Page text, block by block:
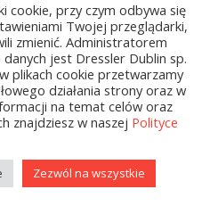
cookie, przy czym odbywa się
Twojej przeglądarki,
zmienić. Administratorem
jest Dressler Dublin sp.
plikach cookie przetwarzamy
działania strony oraz w
na temat celów oraz
znajdziesz w naszej Polityce
Zezwól na wszystkie